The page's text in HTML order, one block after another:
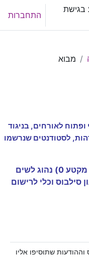
התחברות
מבוא
לאורחים, בניגוד
לסטודנטים שנרשמו
בחלק העליון של דף השיעור (המכונה מקטע 0) נהוג לשים
סילבוס וכלי לרישום
שתוסיפו אליו